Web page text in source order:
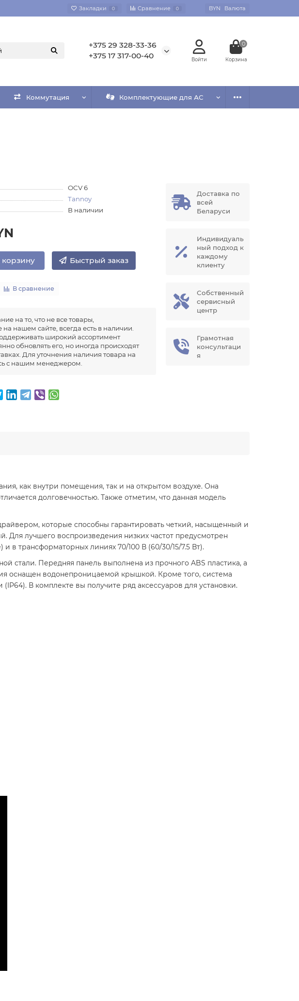
Закладки 0 Сравнение 0 BYN Валюта
+375 29 328-33-36
+375 17 317-00-40
0
Коммутация Комплектующие для АС
OCV 6
Tannoy
В наличии
корзину Быстрый заказ
В сравнение
на то, что не все товары,
нашем сайте, всегда есть в наличии.
широкий ассортимент
обновлять его, но иногда происходят
Для уточнения наличия товара на
с нашим менеджером.
Доставка по
всей
Беларуси
Индивидуаль
ный подход к
каждому
клиенту
Собственный
сервисный
центр
Грамотная
консультаци
я
как внутри помещения, так и на открытом воздухе. Она
долговечностью. Также отметим, что данная модель
которые способны гарантировать четкий, насыщенный и
Для лучшего воспроизведения низких частот предусмотрен
в трансформаторных линиях 70/100 В (60/30/15/7.5 Вт).
стали. Передняя панель выполнена из прочного ABS пластика, а
оснащен водонепроницаемой крышкой. Кроме того, система
В комплекте вы получите ряд аксессуаров для установки.